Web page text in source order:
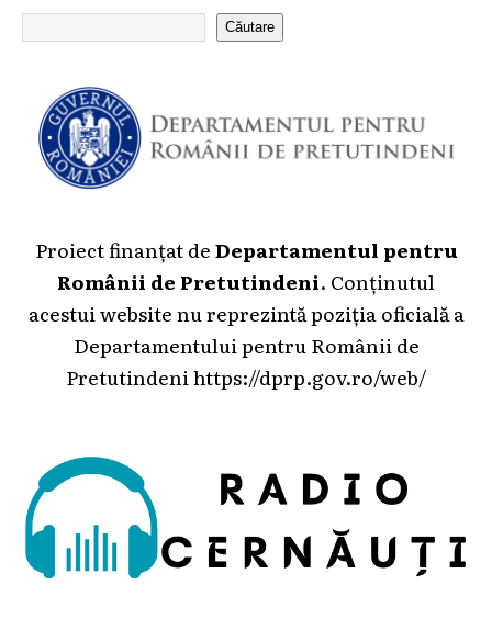
Căutare
Proiect finanțat deDepartamentul pentru
Românii de Pretutindeni. Conținutul
acestui website nu reprezintă poziția oficială a
Departamentului pentru Românii de
Pretutindeni https://dprp.gov.ro/web/